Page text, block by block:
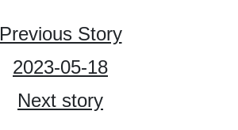
Previous Story
2023-05-18
Next story